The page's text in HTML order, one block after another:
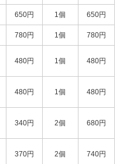
650円 1個 650円
780円 1個 780円
480円 1個 480円
480円 1個 480円
340円 2個 680円
370円 2個 740円